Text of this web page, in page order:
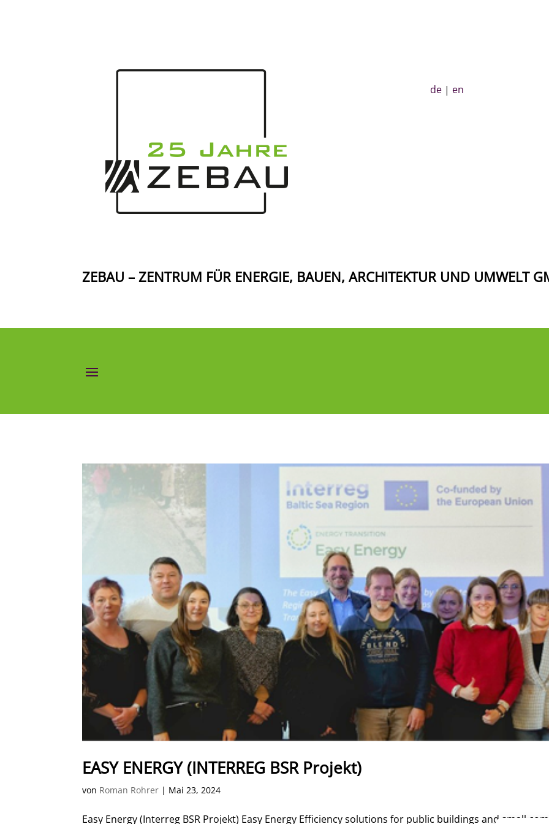
de| en
ZEBAU – ZENTRUM FÜR ENERGIE, BAUEN, ARCHITEKTUR UND UMWELT
EASY ENERGY (INTERREG BSR Projekt)
von Roman Rohrer | Mai 23, 2024
Easy Energy (Interreg BSR Projekt) Easy Energy Efficiency solutions for public buildings and small